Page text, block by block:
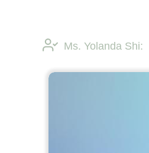
Ms. Yolanda Shi: